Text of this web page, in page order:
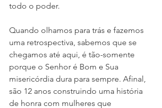
todo o poder.
Quando olhamos para trás e fazemos
uma retrospectiva, sabemos que se
chegamos até aqui, é tão-somente
porque o Senhor é Bom e Sua
misericórdia dura para sempre. Afinal,
são 12 anos construindo uma história
de honra com mulheres que